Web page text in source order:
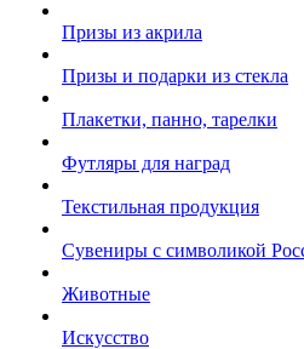
Призы из акрила
Призы и подарки из стекла
Плакетки, панно, тарелки
Футляры для наград
Текстильная продукция
Сувениры с символикой
Животные
Искусство